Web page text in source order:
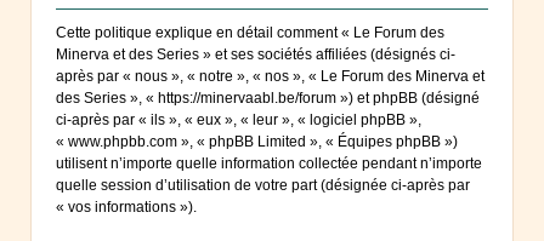
Cette politique explique en détail comment « Le Forum des
Minerva et des Series » et ses sociétés affiliées (désignés ci-
après par « nous », « notre », « nos », « Le Forum des Minerva et
des Series », « https://minervaabl.be/forum ») et phpBB (désigné
ci-après par « ils », « eux », « leur », « logiciel phpBB »,
« www.phpbb.com », « phpBB Limited », « Équipes phpBB »)
utilisent n’importe quelle information collectée pendant n’importe
quelle session d’utilisation de votre part (désignée ci-après par
« vos informations »).